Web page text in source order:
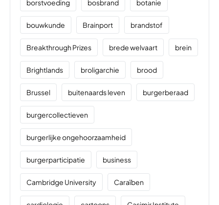
borstvoeding bosbrand botanie
bouwkunde Brainport brandstof
Breakthrough Prizes brede welvaart brein
Brightlands broligarchie brood
Brussel buitenaards leven burgerberaad
burgercollectieven
burgerlijke ongehoorzaamheid
burgerparticipatie business
Cambridge University Caraïben